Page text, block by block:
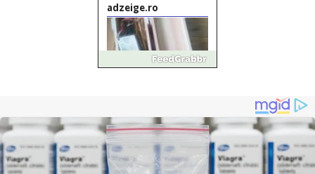
adzeige.ro
1958 Murfatlar
Chardonnay